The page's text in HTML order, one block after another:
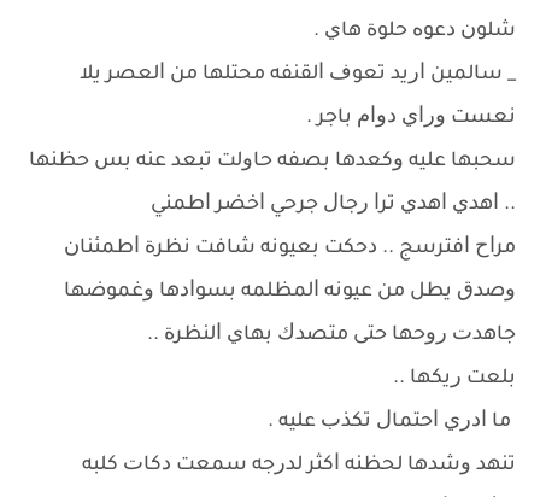
ﺷﻠﻮﻥ ﺩﻋﻮﻩ ﺣﻠﻮﺓ ﻫﺎﻱ .
_ ﺳﺎﻟﻤﻴﻦ ﺍﺭﻳﺪ ﺗﻌﻮﻑ ﺍﻟﻘﻨﻔﻪ ﻣﺤﺘﻠﻬﺎ ﻣﻦ ﺍﻟﻌﺼﺮ ﻳﻼ
ﻧﻌﺴﺖ ﻭﺭﺍﻱ ﺩﻭﺍﻡ ﺑﺎﺟﺮ .
ﺳﺤﺒﻬﺎ ﻋﻠﻴﻪ ﻭﻛﻌﺪﻫﺎ ﺑﺼﻔﻪ ﺣﺎﻭﻟﺖ ﺗﺒﻌﺪ ﻋﻨﻪ ﺑﺲ ﺣﻈﻨﻬﺎ
.. ﺍﻫﺪﻱ ﺍﻫﺪﻱ ﺗﺮﺍ ﺭﺟﺎﻝ ﺟﺮﺣﻲ ﺍﺧﻀﺮ ﺍﻃﻤﻨﻲ
ﻣﺮﺍﺡ ﺍﻓﺘﺮﺳﺞ .. ﺩﺣﻜﺖ ﺑﻌﻴﻮﻧﻪ ﺷﺎﻓﺖ ﻧﻈﺮﺓ ﺍﻃﻤﺌﻨﺎﻥ
ﻭﺻﺪﻕ ﻳﻄﻞ ﻣﻦ ﻋﻴﻮﻧﻪ ﺍﻟﻤﻈﻠﻤﻪ ﺑﺴﻮﺍﺩﻫﺎ ﻭﻏﻤﻮﺿﻬﺎ
ﺟﺎﻫﺪﺕ ﺭﻭﺣﻬﺎ ﺣﺘﻰ ﻣﺘﺼﺪﻙ ﺑﻬﺎﻱ ﺍﻟﻨﻈﺮﺓ ..
ﺑﻠﻌﺖ ﺭﻳﻜﻬﺎ ..
ﻣﺎ ﺍﺩﺭﻱ ﺍﺣﺘﻤﺎﻝ ﺗﻜﺬﺏ ﻋﻠﻴﻪ .
ﺗﻨﻬﺪ ﻭﺷﺪﻫﺎ ﻟﺤﻈﻨﻪ ﺍﻛﺜﺮ ﻟﺪﺭﺟﻪ ﺳﻤﻌﺖ ﺩﻛﺎﺕ ﻛﻠﺒﻪ